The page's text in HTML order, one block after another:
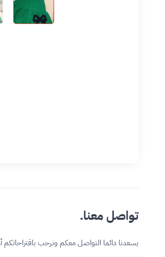
تواصل معنا.
يسعدنا دائما التواصل معكم ونرحب